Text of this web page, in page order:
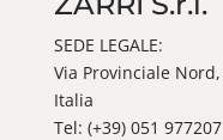
SEDE LEGALE:
Via Provinciale Nord,
Italia
Tel: (+39) 051 977207